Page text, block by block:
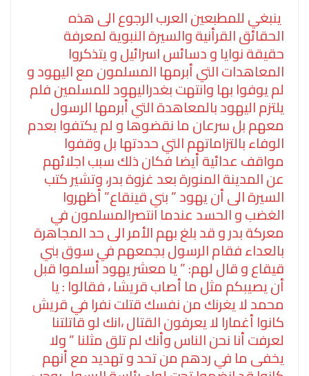
ينبغي للمطبعين العرب الرجوع الى هذه
الحقائق القرأنية والسيرة النبوية لمعرفة
حقيقة نوايا و دسائس اسرائيل و يتذكروا
المعاهدات التي أبرمها المسلمون مع اليهود و
لم يوفوا بها وانتهت بغدراليهود للمسلمين فلم
يلتزم اليهود بالمعاهدة التي أبرمها الرسول
معهم بل سرعان ما نقضوها و لم يكتفوا بعدم
الوفاء بالتزاماتهم التي حددتها بل وقفوا
مواقف عدائية أيضا فكان ذلك سبب اجلائهم
عن المدينة المنورة بعد غزوة بدر، وتشير كتب
السيرة الى أن يهود ” بني قينقاع” أظهروا
الغضب و الحسد عندما انتصرالمسلمون في
معركة بدر و قد بلغ بهم الأمر الى حد المجاهرة
بالعداء فقام الرسول بجمعهم في سوق بني
قيقاع و قال لهم: ” يا معشر يهود أسلموا قبل
أن يصيبكم مثل ما أصاب قريشا ، فقالوا : يا
محمد لا يغرنك من نفسك قتلت نفرا في قريش
كانوا أغمارا لا يعرفون القتال ،انك لو قاتلتنا
لعرفت أنا نحن الناس وأنك لم تلق مثلنا ” ولا
يخفى ما في ردهم من تحد و تهديد مع أنهم